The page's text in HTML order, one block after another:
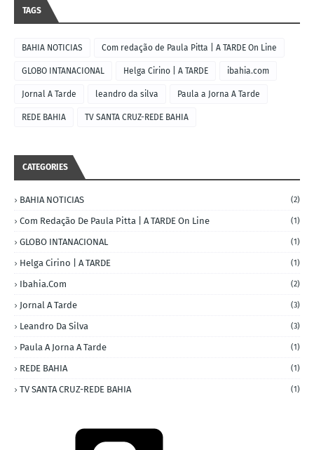
TAGS
BAHIA NOTICIAS Com redação de Paula Pitta | A TARDE On Line
GLOBO INTANACIONAL Helga Cirino | A TARDE ibahia.com
Jornal A Tarde leandro da silva Paula a Jorna A Tarde
REDE BAHIA TV SANTA CRUZ-REDE BAHIA
CATEGORIES
BAHIA NOTICIAS (2)
Com Redação De Paula Pitta | A TARDE On Line (1)
GLOBO INTANACIONAL (1)
Helga Cirino | A TARDE (1)
Ibahia.com (2)
Jornal A Tarde (3)
Leandro Da Silva (3)
Paula A Jorna A Tarde (1)
REDE BAHIA (1)
TV SANTA CRUZ-REDE BAHIA (1)